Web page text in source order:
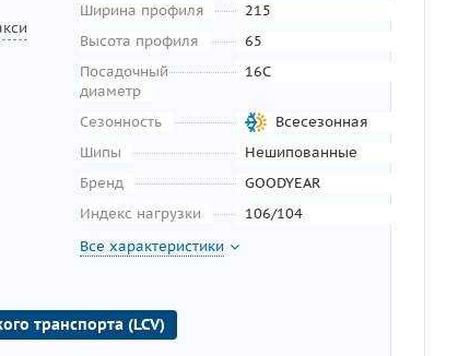
Ширина профиля
215
Высота профиля
65
Посадочный
диаметр
16C
Сезонность
Всесезонная
Шипы
Нешипованные
Бренд
GOODYEAR
Индекс нагрузки
106/104
Все характеристики
транспорта (LCV)